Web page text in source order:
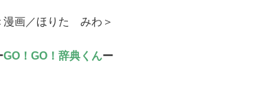
漫画／ほりた みわ＞
GO！GO！辞典くんー